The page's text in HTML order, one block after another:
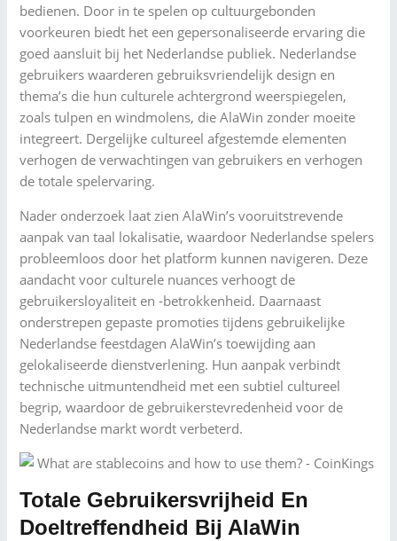
bedienen. Door in te spelen op cultuurgebonden
voorkeuren biedt het een gepersonaliseerde ervaring die
goed aansluit bij het Nederlandse publiek. Nederlandse
gebruikers waarderen gebruiksvriendelijk design en
thema’s die hun culturele achtergrond weerspiegelen,
zoals tulpen en windmolens, die AlaWin zonder moeite
integreert. Dergelijke cultureel afgestemde elementen
verhogen de verwachtingen van gebruikers en verhogen
de totale spelervaring.
Nader onderzoek laat zien AlaWin’s vooruitstrevende
aanpak van taal lokalisatie, waardoor Nederlandse spelers
probleemloos door het platform kunnen navigeren. Deze
aandacht voor culturele nuances verhoogt de
gebruikersloyaliteit en -betrokkenheid. Daarnaast
onderstrepen gepaste promoties tijdens gebruikelijke
Nederlandse feestdagen AlaWin’s toewijding aan
gelokaliseerde dienstverlening. Hun aanpak verbindt
technische uitmuntendheid met een subtiel cultureel
begrip, waardoor de gebruikerstevredenheid voor de
Nederlandse markt wordt verbeterd.
Totale Gebruikersvrijheid En
Doeltreffendheid Bij AlaWin